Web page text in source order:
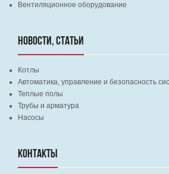
Вентиляционное оборудование
НОВОСТИ, СТАТЬИ
Котлы
Автоматика, управление и безопасность
Теплые полы
Трубы и арматура
Насосы
КОНТАКТЫ